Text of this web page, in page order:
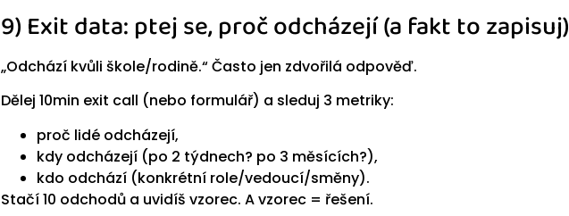
9) Exit data: ptej se, proč odcházejí (a fakt to zapisuj)
„Odchází kvůli škole/rodině.“ Často jen zdvořilá odpověď.
Dělej 10min exit call (nebo formulář) a sleduj 3 metriky:
proč lidé odcházejí,
kdy odcházejí (po 2 týdnech? po 3 měsících?),
kdo odchází (konkrétní role/vedoucí/směny).
Stačí 10 odchodů a uvidíš vzorec. A vzorec = řešení.